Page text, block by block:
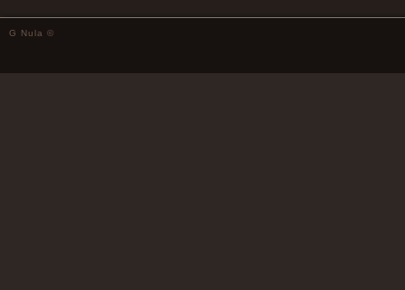
G Nula ©